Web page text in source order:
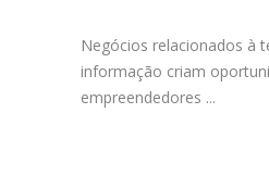
Negócios relacionados à
informação criam
empreendedores